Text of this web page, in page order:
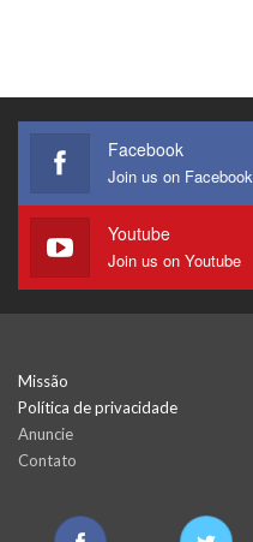
Facebook
Join us on Facebook
Youtube
Join us on Youtube
Missão
Política de privacidade
Anuncie
Contato